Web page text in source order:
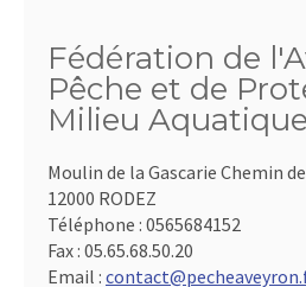
Fédération de
Pêche et de
Milieu Aquatique
Moulin de la Gascarie Chemin
12000 RODEZ
Téléphone : 0565684152
Fax : 05.65.68.50.20
Email :